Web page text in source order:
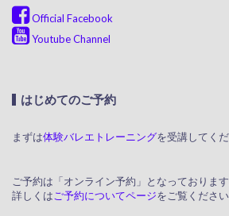
Official Facebook
Youtube Channel
はじめてのご予約
まずは体験バレエトレーニングを受講してくだ
ご予約は「オンライン予約」となっております
詳しくは ご予約についてページをご覧ください